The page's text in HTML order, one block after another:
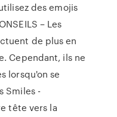
des emojis
– Les
de plus en
Cependant, ils ne
lorsqu'on se
Smiles -
tête vers la